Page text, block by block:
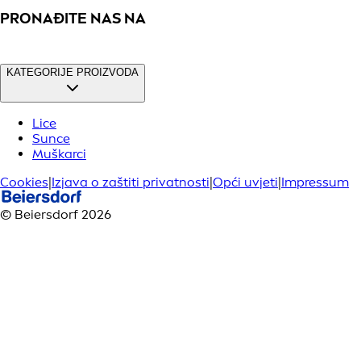
PRONAĐITE NAS NA
KATEGORIJE PROIZVODA
Lice
Sunce
Muškarci
Cookies|Izjava o zaštiti privatnosti|Opći uvjeti|Impressum
© Beiersdorf 2026